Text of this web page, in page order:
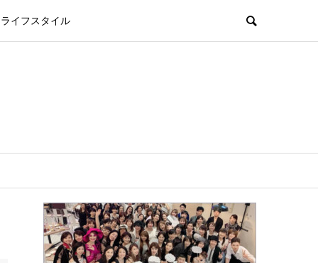
ライフスタイル